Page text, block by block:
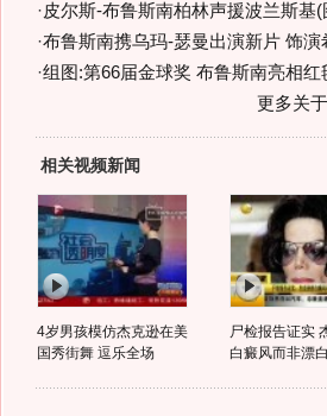
·皮尔斯-布鲁斯南柏林声援波兰斯基(
·布鲁斯南携乌玛-瑟曼出演新片 饰演
·组图:第66届金球奖 布鲁斯南亮相红
更多关于
相关视频新闻
4岁男孩模仿杰克逊在美
国秀街舞 逗乐全场
尸检报告证实
白癜风而非漂